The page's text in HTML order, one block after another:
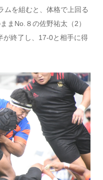
ムを組むと、体格で上回る
まNo.８の佐野祐太（2）
が終了し、17-0と相手に得